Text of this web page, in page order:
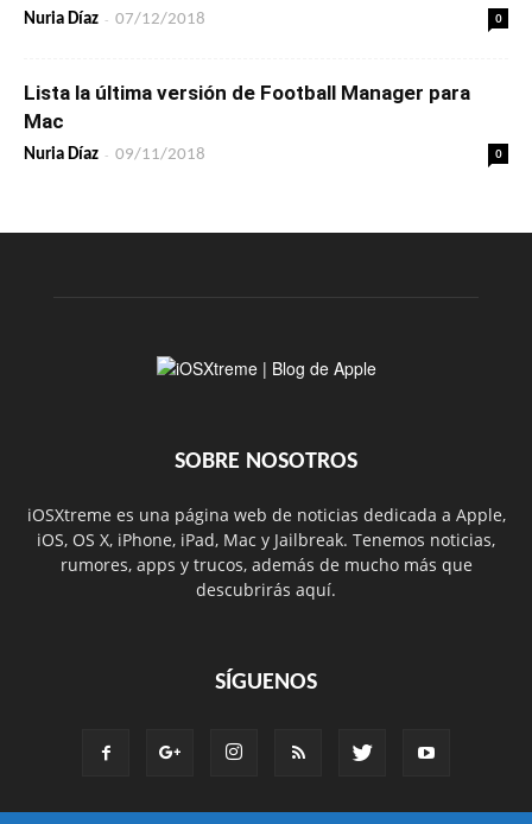
Nuria Díaz - 07/12/2018 0
Lista la última versión de Football Manager para
Mac
Nuria Díaz - 09/11/2018 0
SOBRE NOSOTROS
iOSXtreme es una página web de noticias dedicada a Apple,
iOS, OS X, iPhone, iPad, Mac y Jailbreak. Tenemos noticias,
rumores, apps y trucos, además de mucho más que
descubrirás aquí.
SÍGUENOS